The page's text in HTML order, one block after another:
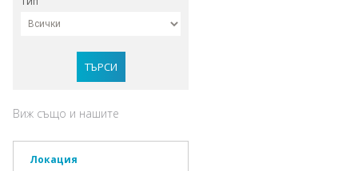
ТЪРСИ
Виж също и нашите
Локация